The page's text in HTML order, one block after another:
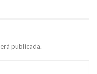
publicada.